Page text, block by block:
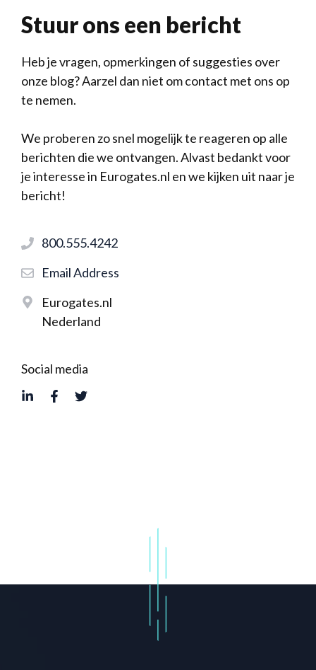
Stuur ons een bericht
Heb je vragen, opmerkingen of suggesties over
onze blog? Aarzel dan niet om contact met ons op
te nemen.
We proberen zo snel mogelijk te reageren op alle
berichten die we ontvangen. Alvast bedankt voor
je interesse in Eurogates.nl en we kijken uit naar je
bericht!
800.555.4242
Email Address
Eurogates.nl
Nederland
Social media